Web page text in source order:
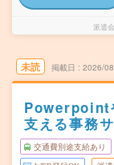
派遣
未読 掲載日 2026/
Powerpoint
支える事務
交通費別途支給あり